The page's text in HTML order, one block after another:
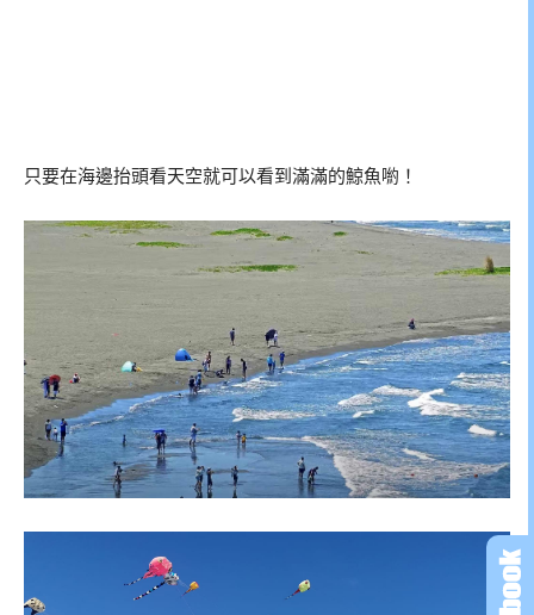
只要在海邊抬頭看天空就可以看到滿滿的鯨魚喲！